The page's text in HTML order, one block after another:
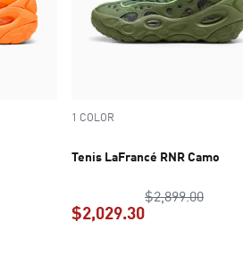
original $2,899.00
1 COLOR
Tenis LaFrancé RNR Camo
$2,899.00
$2,029.30